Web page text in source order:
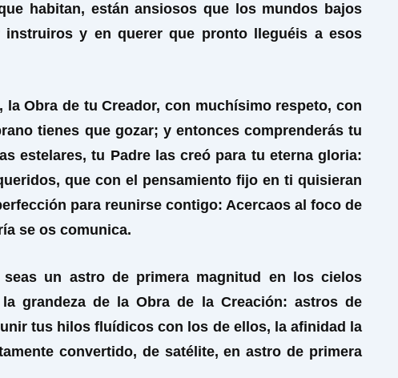
habitan, están ansiosos que los mundos bajos
y en querer que pronto lleguéis a esos
Obra de tu Creador, con muchísimo respeto, con
tienes que gozar; y entonces comprenderás tu
estelares, tu Padre las creó para tu eterna gloria:
que con el pensamiento fijo en ti quisieran
para reunirse contigo: Acercaos al foco de
se os comunica.
un astro de primera magnitud en los cielos
grandeza de la Obra de la Creación: astros de
tus hilos fluídicos con los de ellos, la afinidad la
convertido, de satélite, en astro de primera